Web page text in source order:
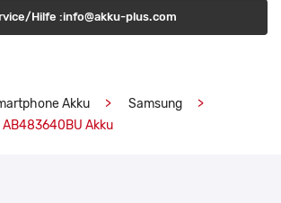
Hilfe :info@akku-plus.com
Akku
Samsung
Akku